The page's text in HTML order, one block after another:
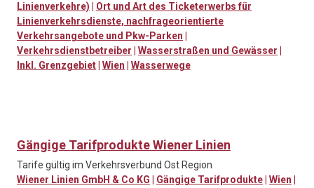
Linienverkehre)
Ort und Art des Ticketerwerbs für
Linienverkehrsdienste, nachfrageorientierte
Verkehrsangebote und Pkw-Parken
Verkehrsdienstbetreiber
Wasserstraßen und Gewässer
Inkl. Grenzgebiet Wien Wasserwege
Gängige Tarifprodukte Wiener Linien
Tarife gültig im Verkehrsverbund Ost Region
Wiener Linien GmbH & Co KG
Gängige Tarifprodukte Wien